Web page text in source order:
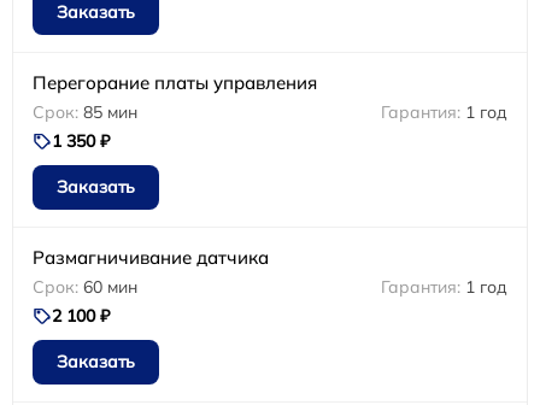
Заказать
Перегорание платы управления
85 мин
1 год
1 350 ₽
Заказать
Размагничивание датчика
60 мин
1 год
2 100 ₽
Заказать